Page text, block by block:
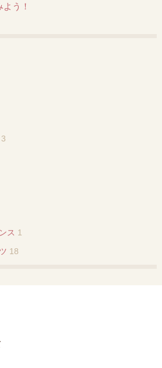
う！
3
ス 1
18